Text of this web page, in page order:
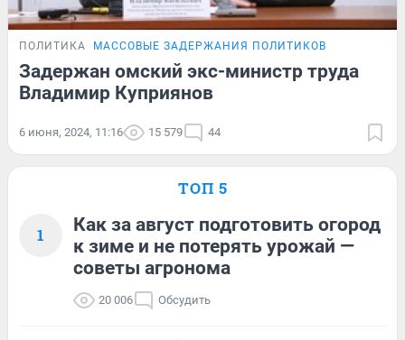
ПОЛИТИКА МАССОВЫЕ ЗАДЕРЖАНИЯ ПОЛИТИКОВ
Задержан омский экс-министр труда
Владимир Куприянов
6 июня, 2024, 11:16 15 579 44
ТОП 5
1
Как за август подготовить огород
к зиме и не потерять урожай —
советы агронома
20 006 Обсудить